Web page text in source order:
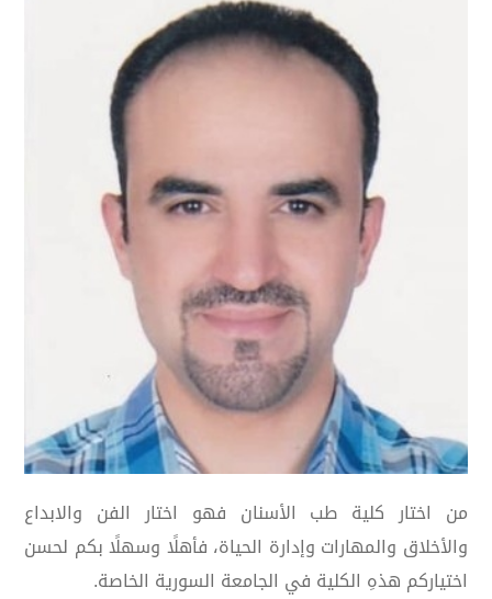
من اختار كلية طب الأسنان فهو اختار الفن والابداع
والأخلاق والمهارات وإدارة الحياة، فأهلًا وسهلًا بكم لحسن
اختياركم هذهِ الكلية في الجامعة السورية الخاصة.